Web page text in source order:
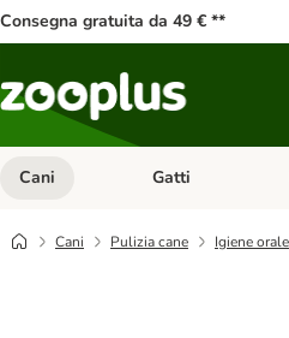
Consegna gratuita da 49 € **
Cani Apri Menu
Gatti
Cani Pulizia cane Igiene orale